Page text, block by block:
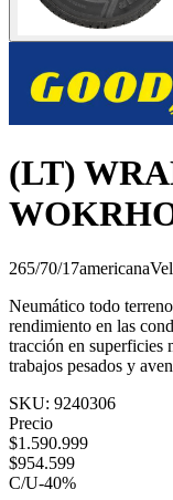
(LT)
265/70/17americana
Neumático todo
rendimiento en las
tracción en superficies
trabajos pesados y
SKU: 9240306
Precio
$1.590.999
$954.599
C/U-40%